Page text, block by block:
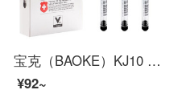
宝克（BAOKE）KJ10 抑菌全针管0.5mm大容量中性笔 一次性签字笔巨能写水笔 黑色 12支/盒
¥92~